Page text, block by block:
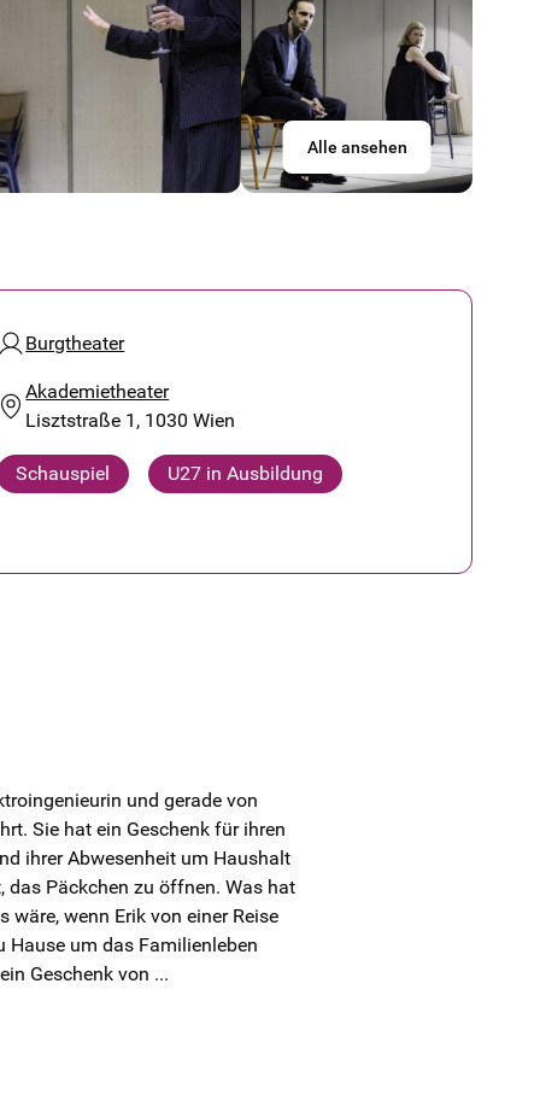
Alle ansehen
Burgtheater
Akademietheater
Lisztstraße 1, 1030 Wien
Schauspiel U27 in Ausbildung
und gerade von
Sie hat ein Geschenk für ihren
ihrer Abwesenheit um Haushalt
das Päckchen zu öffnen. Was hat
wäre, wenn Erik von einer Reise
Hause um das Familienleben
Geschenk von ...